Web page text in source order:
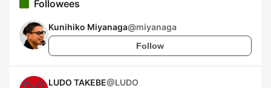
Followees
Kunihiko Miyanaga@miyanaga
Follow
LUDO TAKEBE@LUDO